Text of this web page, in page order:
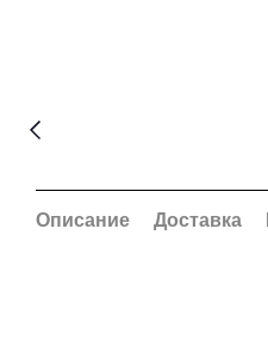
Описание Доставка